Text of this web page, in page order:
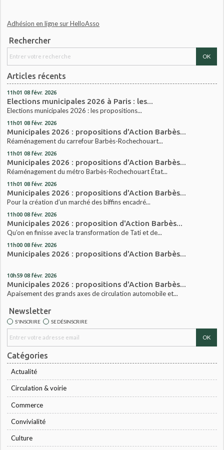
Adhésion en ligne sur HelloAsso
Rechercher
Articles récents
11h01 08 févr. 2026
Elections municipales 2026 à Paris : les...
Elections municipales 2026 : les propositions...
11h01 08 févr. 2026
Municipales 2026 : propositions d'Action Barbès...
Réaménagement du carrefour Barbès-Rochechouart...
11h01 08 févr. 2026
Municipales 2026 : propositions d'Action Barbès...
Réaménagement du métro Barbès-Rochechouart État...
11h01 08 févr. 2026
Municipales 2026 : propositions d'Action Barbès...
Pour la création d’un marché des biffins encadré...
11h00 08 févr. 2026
Municipales 2026 : proposition d'Action Barbès...
Qu’on en finisse avec la transformation de Tati et de...
11h00 08 févr. 2026
Municipales 2026 : propositions d'Action Barbès...
10h59 08 févr. 2026
Municipales 2026 : propositions d'Action Barbès...
Apaisement des grands axes de circulation automobile et...
Newsletter
S'INSCRIRE SE DÉSINSCRIRE
Catégories
Actualité
Circulation & voirie
Commerce
Convivialité
Culture